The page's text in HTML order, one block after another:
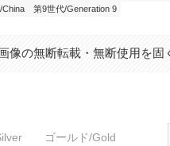
China 第9世代/Generation 9
像の無断転載・無断使用を固
ゴールド/Gold